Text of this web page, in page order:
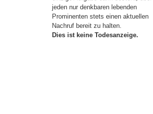
jeden nur denkbaren lebenden
Prominenten stets einen aktuellen
Nachruf bereit zu halten.
Dies ist keine Todesanzeige.